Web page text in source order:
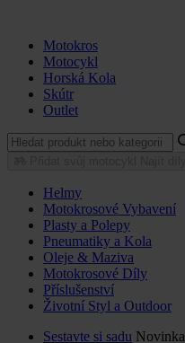
Motokros
Motocykl
Horská Kola
Skútr
Outlet
Helmy
Motokrosové Vybavení
Plasty a Polepy
Pneumatiky a Kola
Oleje & Maziva
Motokrosové Díly
Příslušenství
Životní Styl a Outdoor
Sestavte si sadu Novinka